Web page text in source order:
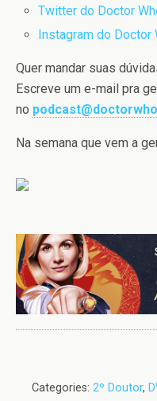
Twitter do Doctor
Instagram do Doctor
Quer mandar suas
Escreve um e-mail pra
no
Na semana que vem a
Categories: 2º Doutor,